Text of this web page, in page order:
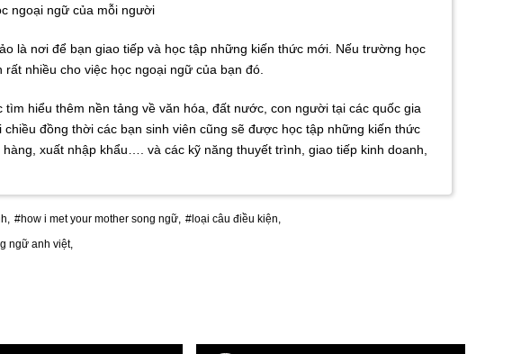
ngoại ngữ của mỗi người
là nơi để bạn giao tiếp và học tập những kiến thức mới. Nếu trường học
nhiều cho việc học ngoại ngữ của bạn đó.
hiểu thêm nền tảng về văn hóa, đất nước, con người tại các quốc gia
đồng thời các bạn sinh viên cũng sẽ được học tập những kiến thức
xuất nhập khẩu…. và các kỹ năng thuyết trình, giao tiếp kinh doanh,
#how i met your mother song ngữ, #loại câu điều kiện,
ngữ anh việt,